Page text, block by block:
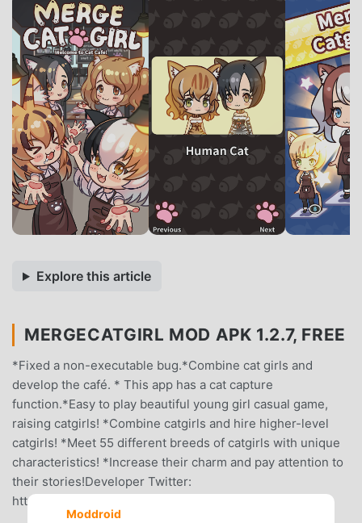
Explore this article
MERGECATGIRL MOD APK 1.2.7, FREE
*Fixed a non-executable bug.*Combine cat girls and
develop the café. * This app has a cat capture
function.*Easy to play beautiful young girl casual game,
raising catgirls! *Combine catgirls and hire higher-level
catgirls! *Meet 55 different breeds of catgirls with unique
characteristics! *Increase their charm and pay attention to
their stories!Developer Twitter:
https://twitter.com/MistMsg
Moddroid